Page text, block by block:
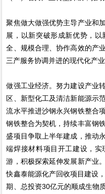
聚焦做大做强优势主导产业和
展，以新突破形成新优势，
全、规模合理、协作高效的产
三产服务协调并进的现代化产业
做强工业经济。努力建设产业
区、新型化工及清洁新能源示
流水平推进沙钢永兴钢铁整合
钢铁整合为契机，持续丰富钢
盛项目争取上半年建成，推动
端焊接材料项目开工建设，
游，积极探索延伸发展新产业
快鑫泰能源化产回收项目建设
期、总投资30亿元的顺成生物